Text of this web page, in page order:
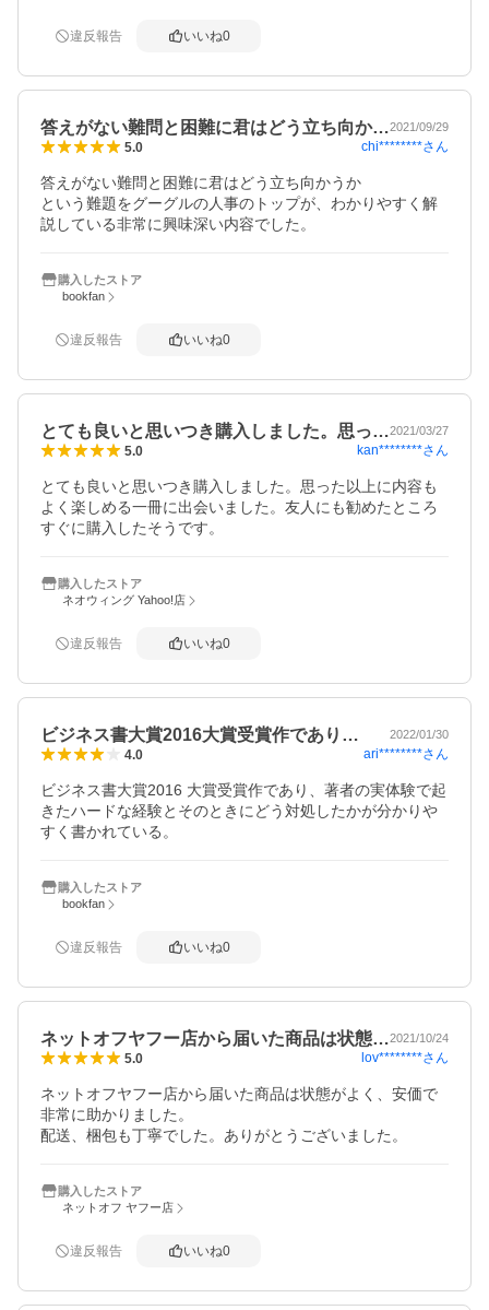
違反報告 いいね0
答えがない難問と困難に君はどう立ち向か…2021/09/29
5.0 chi********さん
答えがない難問と困難に君はどう立ち向かうか
という難題をグーグルの人事のトップが、わかりやすく解
説している非常に興味深い内容でした。
購入したストア
bookfan
違反報告 いいね0
とても良いと思いつき購入しました。思っ…2021/03/27
5.0 kan********さん
とても良いと思いつき購入しました。思った以上に内容も
よく楽しめる一冊に出会いました。友人にも勧めたところ
すぐに購入したそうです。
購入したストア
ネオウィング Yahoo!店
違反報告 いいね0
ビジネス書大賞2016大賞受賞作であり… 2022/01/30
4.0 ari********さん
ビジネス書大賞2016 大賞受賞作であり、著者の実体験で起
きたハードな経験とそのときにどう対処したかが分かりや
すく書かれている。
購入したストア
bookfan
違反報告 いいね0
ネットオフヤフー店から届いた商品は状態…2021/10/24
5.0 lov********さん
ネットオフヤフー店から届いた商品は状態がよく、安価で
非常に助かりました。
配送、梱包も丁寧でした。ありがとうございました。
購入したストア
ネットオフ ヤフー店
違反報告 いいね0